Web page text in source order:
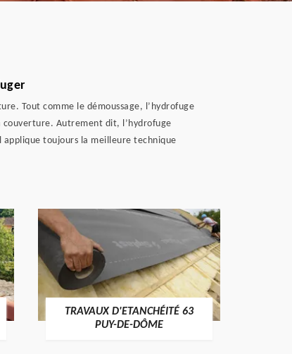
Tout comme le démoussage, l’hydrofuge
couverture. Autrement dit, l’hydrofuge
toujours la meilleure technique
TRAVAUX D'ETANCHÉITÉ 63
PUY-DE-DÔME